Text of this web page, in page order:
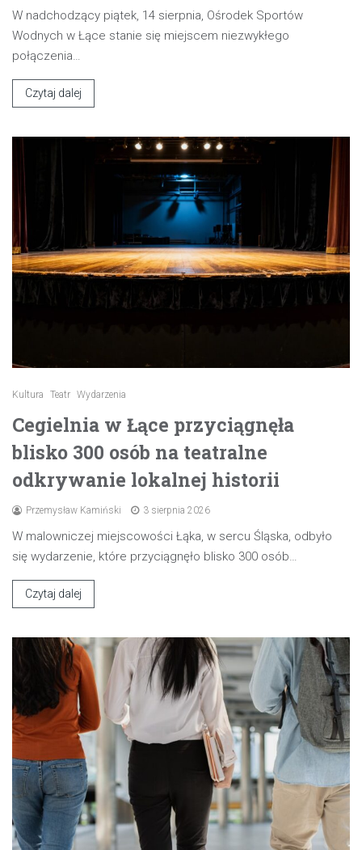
W nadchodzący piątek, 14 sierpnia, Ośrodek Sportów
Wodnych w Łące stanie się miejscem niezwykłego
połączenia…
Czytaj dalej
Kultura Teatr Wydarzenia
Cegielnia w Łące przyciągnęła
blisko 300 osób na teatralne
odkrywanie lokalnej historii
Przemysław Kamiński 3 sierpnia 2026
W malowniczej miejscowości Łąka, w sercu Śląska, odbyło
się wydarzenie, które przyciągnęło blisko 300 osób…
Czytaj dalej